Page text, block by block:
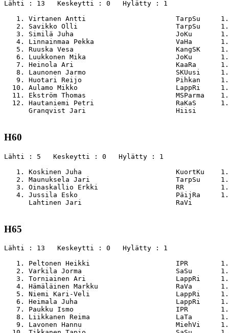
Lähti : 13   Keskeytti : 0   Hylätty : 1
1. Virtanen Antti
2. Savikko Olli                        TarpSu
3. Similä Juha                         JoKu
4. Linnainmaa Pekka                    VaHa
5. Ruuska Vesa                         KangSK
6. Luukkonen Mika                      JoKu
7. Heinola Ari                         KaaRa
8. Launonen Jarmo                      SKUusi
9. Huotari Reijo                       Pihkan
10. Aulamo Mikko                        LappRi
11. Ekström Thomas                      MSParma
12. Hautaniemi Petri                    RaKaS
Granqvist Jari                      Hiisi
H60
Lähti : 5   Keskeytti : 0   Hylätty : 1
1. Koskinen Juha
2. Maunuksela Jari                     TarpSu
3. Oinaskallio Erkki                   RR
4. Jussila Esko                        PäijRa
Lahtinen Jari                       RaVi
H65
Lähti : 13   Keskeytti : 0   Hylätty : 1
1. Peltonen Heikki                     IPR
2. Varkila Jorma                       SaSu
3. Torniainen Ari                      LappRi
4. Hämäläinen Markku                   RaVa
5. Niemi Kari-Veli                     LappRi
6. Heimala Juha                        LappRi
7. Paukku Ismo                         IPR
8. Liikkanen Reima                     LaTa
9. Lavonen Hannu                       MiehVi